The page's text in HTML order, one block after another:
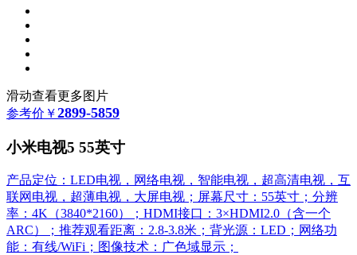
滑动查看更多图片
参考价 ￥2899-5859
小米电视5 55英寸
产品定位：LED电视，网络电视，智能电视，超高清电视，互
联网电视，超薄电视，大屏电视；屏幕尺寸：55英寸；分辨
率：4K（3840*2160）；HDMI接口：3×HDMI2.0（含一个
ARC）；推荐观看距离：2.8-3.8米；背光源：LED；网络功
能：有线/WiFi；图像技术：广色域显示；